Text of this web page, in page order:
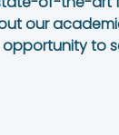
our
opportunity to